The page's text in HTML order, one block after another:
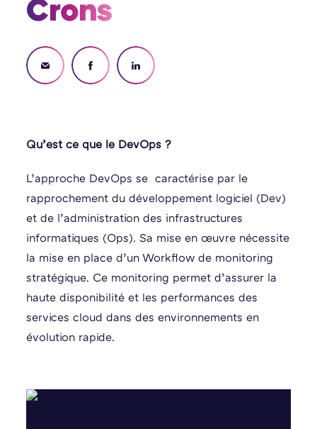
Crons
Qu’est ce que le DevOps ?
L’approche DevOps se caractérise par le
rapprochement du développement logiciel (Dev)
et de l’administration des infrastructures
informatiques (Ops). Sa mise en œuvre nécessite
la mise en place d’un Workflow de monitoring
stratégique. Ce monitoring permet d’assurer la
haute disponibilité et les performances des
services cloud dans des environnements en
évolution rapide.